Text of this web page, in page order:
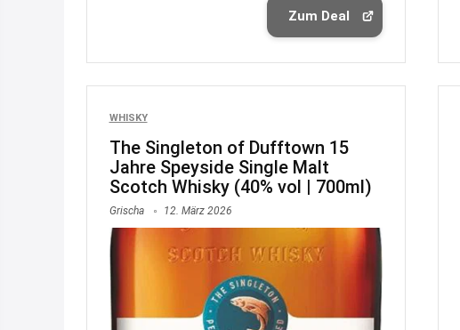
Zum Deal
WHISKY
The Singleton of Dufftown 15
Jahre Speyside Single Malt
Scotch Whisky (40% vol | 700ml)
Grischa 12. März 2026